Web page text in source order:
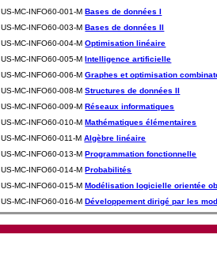
US-MC-INFO60-001-MBases de données I
US-MC-INFO60-003-MBases de données II
US-MC-INFO60-004-MOptimisation linéaire
US-MC-INFO60-005-MIntelligence artificielle
US-MC-INFO60-006-MGraphes et optimisation
US-MC-INFO60-008-MStructures de données II
US-MC-INFO60-009-MRéseaux informatiques
US-MC-INFO60-010-MMathématiques élémentaires
US-MC-INFO60-011-MAlgèbre linéaire
US-MC-INFO60-013-MProgrammation fonctionnelle
US-MC-INFO60-014-MProbabilités
US-MC-INFO60-015-MModélisation logicielle orientée
US-MC-INFO60-016-MDéveloppement dirigé par les